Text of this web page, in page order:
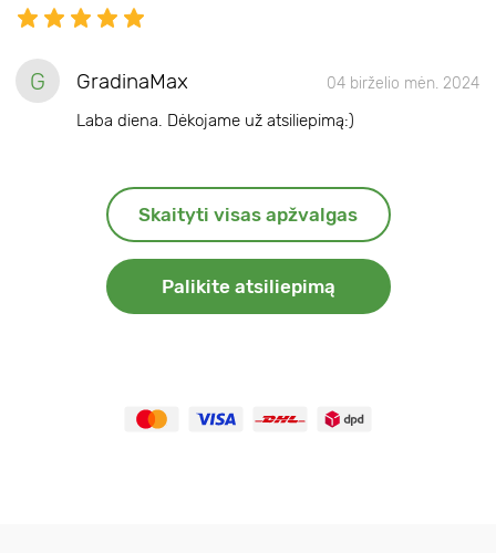
G GradinaMax 04 birželio mėn. 2024
Laba diena. Dėkojame už atsiliepimą:)
Skaityti visas apžvalgas
Palikite atsiliepimą